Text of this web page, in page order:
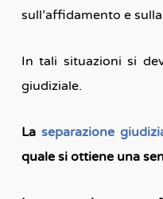
sull’affidamento e
In tali situazioni si
giudiziale.
Laseparazione
quale si ottiene una